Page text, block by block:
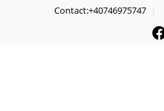
Contact:+40746975747